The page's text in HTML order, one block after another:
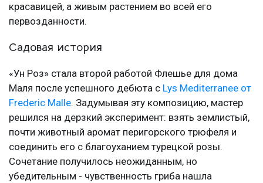
красавицей, а живым растением во всей его
первозданности.
Садовая история
«Ун Роз» стала второй работой Флешье для дома
Маля после успешного дебюта с Lys Mediterranee от
Frederic Malle. Задумывая эту композицию, мастер
решился на дерзкий эксперимент: взять землистый,
почти животный аромат перигорского трюфеля и
соединить его с благоуханием турецкой розы.
Сочетание получилось неожиданным, но
убедительным - чувственность гриба нашла